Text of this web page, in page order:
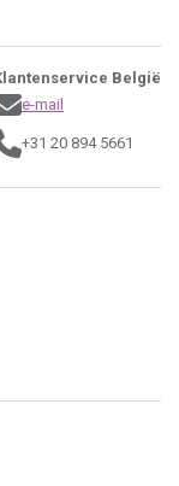
België
e-mail
+31 20 894 5661